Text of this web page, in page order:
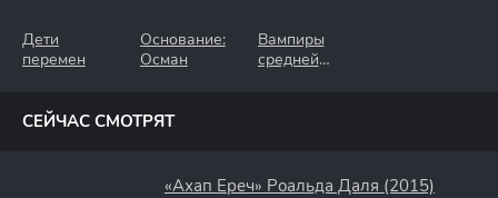
Дети
перемен
Основание:
Осман
Вампиры
средней
СЕЙЧАС СМОТРЯТ
«Ахап Ереч» Роальда Даля (2015)